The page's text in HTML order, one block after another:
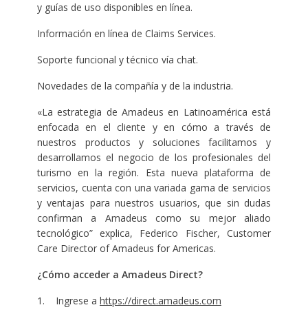
y guías de uso disponibles en línea.
Información en línea de Claims Services.
Soporte funcional y técnico vía chat.
Novedades de la compañía y de la industria.
«La estrategia de Amadeus en Latinoamérica está
enfocada en el cliente y en cómo a través de
nuestros productos y soluciones facilitamos y
desarrollamos el negocio de los profesionales del
turismo en la región. Esta nueva plataforma de
servicios, cuenta con una variada gama de servicios
y ventajas para nuestros usuarios, que sin dudas
confirman a Amadeus como su mejor aliado
tecnológico” explica, Federico Fischer, Customer
Care Director of Amadeus for Americas.
¿Cómo acceder a Amadeus Direct?
1. Ingrese a https://direct.amadeus.com